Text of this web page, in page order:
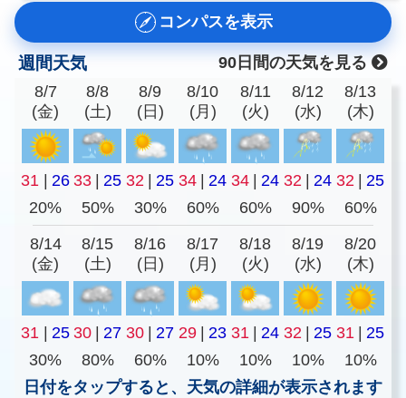
コンパスを表示
週間天気
90日間の天気を見る
8/7
(金)
8/8
(土)
8/9
(日)
8/10
(月)
8/11
(火)
8/12
(水)
8/13
(木)
31 | 26 33 | 25 32 | 25 34 | 24 34 | 24 32 | 24 32 | 25
20%
50% 30% 60% 60% 90% 60%
8/14
(金)
8/15
(土)
8/16
(日)
8/17
(月)
8/18
(火)
8/19
(水)
8/20
(木)
31 | 25 30 | 27 30 | 27 29 | 23 31 | 24 32 | 25 31 | 25
30%
80% 60% 10% 10% 10%
10%
日付をタップすると、天気の詳細が表示されます